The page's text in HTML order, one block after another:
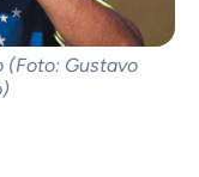
(Foto: Gustavo